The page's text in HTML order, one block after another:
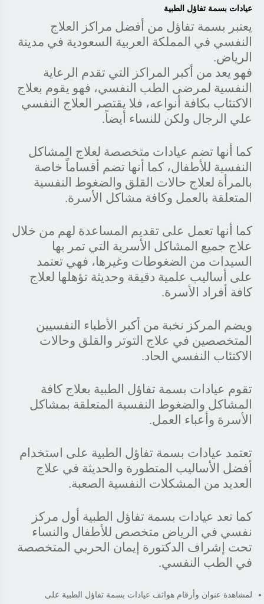
عيادات بسمة تفاؤل الطبية
يعتبر بسمة تفاؤل من أفضل مراكز العلاج
النفسي في المملكة العربية السعودية في مدينة
الرياض.
فهو يعد من أكبر المراكز التي تقدم الرعاية
النفسية لمرضى الطب النفسي، فهو يقوم بعلاج
الاكتئاب بكافة أنواعه، فلا يقتصر العلاج النفسي
علي الرجال ولكن للنساء أيضاً.
كما أنها تضم عيادات متخصصة لعلاج المشاكل
النفسية للأطفال، كما أنها تضم أقساماً خاصة
بالمرأة لعلاج حالات القلق والضغوط النفسية
المتعلقة بالعمل وكافة مشاكل الأسرة.
كما أنها تعمل على تقديم المساعدة لهم من خلال
علاج جميع المشاكل الأسرية التي تمر بها
السيدات من الضغوطات وغيرها، فهي تعتمد
على أساليب علمية دقيقة وحديثة تؤهلها لعلاج
كافة أفراد الأسرة.
ويضم المركز نخبة من أكبر الأطباء النفسيين
المتخصصين في علاج التوتر والقلق وحالات
الاكتئاب النفسي الحاد.
تقوم عيادات بسمة تفاؤل الطبية بعلاج كافة
المشاكل والضغوط النفسية المتعلقة بمشاكل
الأسرة وأعباء العمل.
تعتمد عيادات بسمة تفاؤل الطبية على استخدام
أفضل الأساليب المتطورة والحديثة في علاج
العديد من المشكلات النفسية الصعبة.
كما تعد عيادات بسمة تفاؤل الطبية أول مركز
نفسي في الرياض متخصص للأطفال والنساء
تحت إشراف الدكتورة إيمان الحربي المتخصصة
في الطب النفسي.
لمشاهدة عنوان وأرقام هواتف عيادات بسمة تفاؤل الطبية على